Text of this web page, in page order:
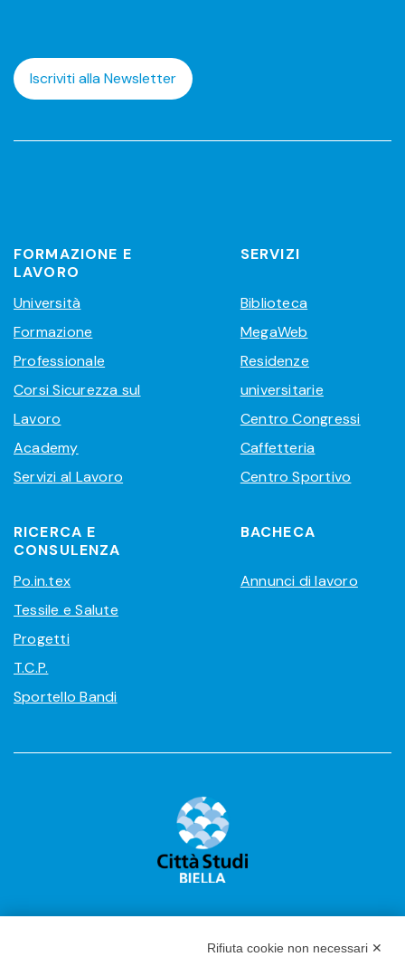
Iscriviti alla Newsletter
FORMAZIONE E
LAVORO
Università
Formazione
Professionale
Corsi Sicurezza sul
Lavoro
Academy
Servizi al Lavoro
SERVIZI
Biblioteca
MegaWeb
Residenze
universitarie
Centro Congressi
Caffetteria
Centro Sportivo
RICERCA E
CONSULENZA
Po.in.tex
Tessile e Salute
Progetti
T.C.P.
Sportello Bandi
BACHECA
Annunci di lavoro
Rifiuta cookie non necessari ✕